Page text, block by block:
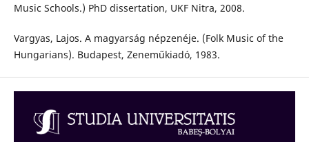
Music Schools.) PhD dissertation, UKF Nitra, 2008.
Vargyas, Lajos. A magyarság népzenéje. (Folk Music of the
Hungarians). Budapest, Zeneműkiadó, 1983.